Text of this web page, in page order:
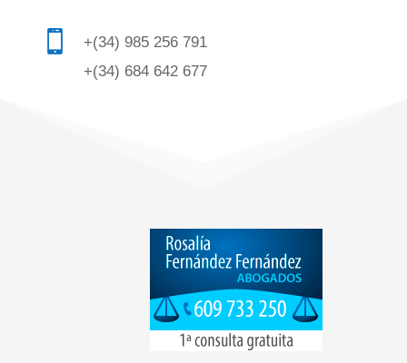

+(34) 985 256 791
+(34) 684 642 677